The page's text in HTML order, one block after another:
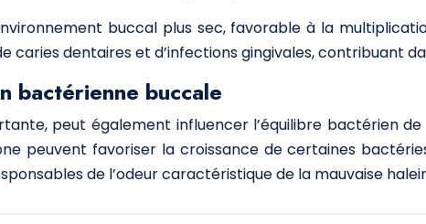
buccal plus sec, favorable à la
caries dentaires et d’infections gingivales, contribuant
bactérienne buccale
peut également influencer l’équilibre bactérien
peuvent favoriser la croissance de certaines
de l’odeur caractéristique de la mauvaise